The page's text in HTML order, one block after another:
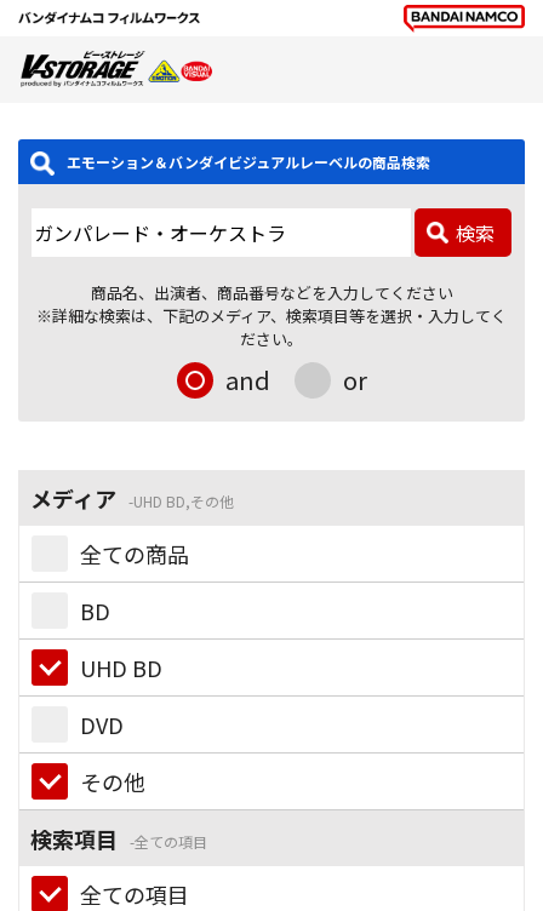
エモーション＆バンダイビジュアルレーベルの商品検索
検索
商品名、出演者、商品番号などを入力してください
※詳細な検索は、下記のメディア、検索項目等を選択・入力してく
ださい。
and or
メディア UHD BD,その他
全ての商品
BD
UHD BD
DVD
その他
検索項目
全ての項目
全ての項目